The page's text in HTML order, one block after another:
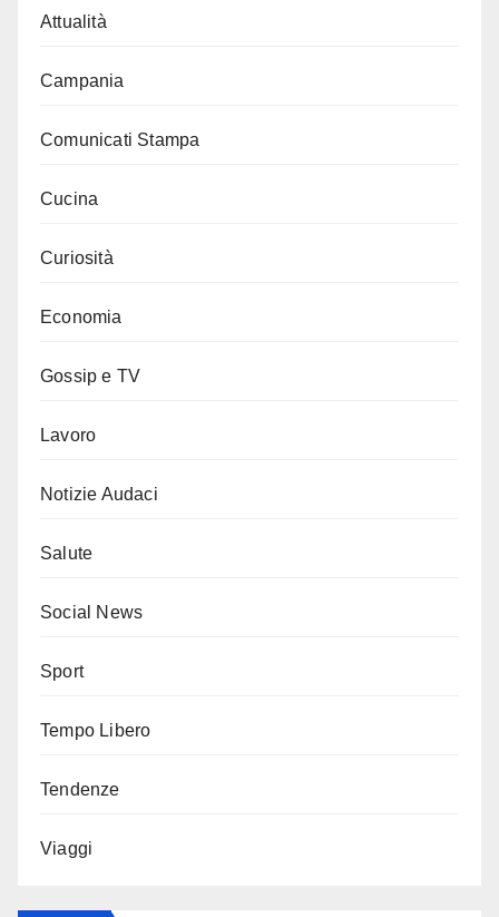
Attualità
Campania
Comunicati Stampa
Cucina
Curiosità
Economia
Gossip e TV
Lavoro
Notizie Audaci
Salute
Social News
Sport
Tempo Libero
Tendenze
Viaggi